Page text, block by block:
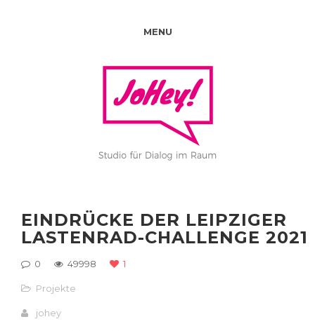
MENU
EINDRÜCKE DER LEIPZIGER
LASTENRAD-CHALLENGE 2021
0 49998 1
Projekte
johey